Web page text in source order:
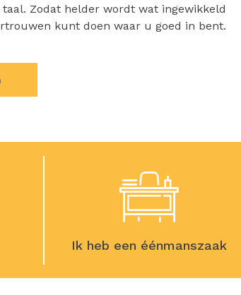
Zodat helder wordt wat ingewikkeld
kunt doen waar u goed in bent.
Ik heb een éénmanszaak